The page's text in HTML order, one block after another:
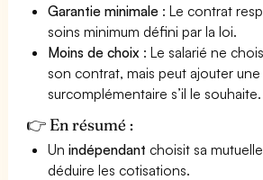
Garantie minimale : Le contrat
soins minimum défini par la loi.
Moins de choix : Le salarié ne
son contrat, mais peut ajouter une
surcomplémentaire s’il le souhaite.
👉 En résumé :
Unindépendant choisit sa
déduire les cotisations.